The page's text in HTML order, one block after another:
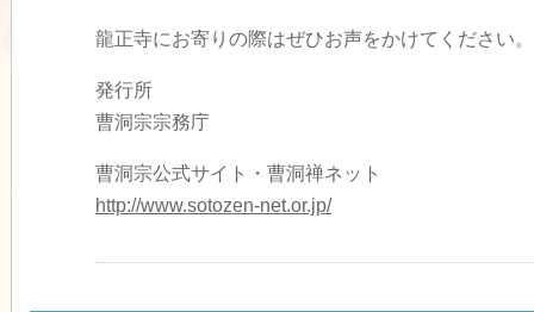
龍正寺にお寄りの際はぜひお声をかけてください
発行所
曹洞宗宗務庁
曹洞宗公式サイト・曹洞禅ネット
http://www.sotozen-net.or.jp/